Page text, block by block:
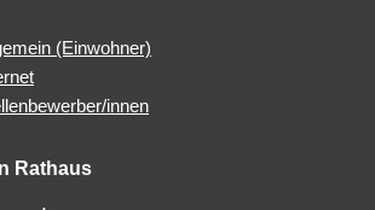
(Einwohner)
innen
Rathaus